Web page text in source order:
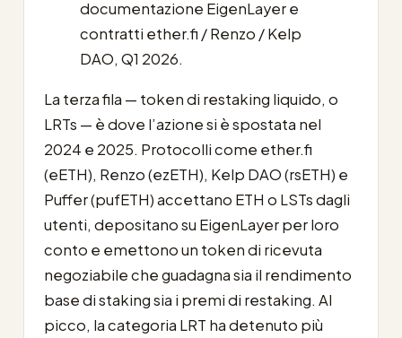
documentazione EigenLayer e
contratti ether.fi / Renzo / Kelp
DAO, Q1 2026.
La terza fila — token di restaking liquido, o
LRTs — è dove l’azione si è spostata nel
2024 e 2025. Protocolli come ether.fi
(eETH), Renzo (ezETH), Kelp DAO (rsETH) e
Puffer (pufETH) accettano ETH o LSTs dagli
utenti, depositano su EigenLayer per loro
conto e emettono un token di ricevuta
negoziabile che guadagna sia il rendimento
base di staking sia i premi di restaking. Al
picco, la categoria LRT ha detenuto più